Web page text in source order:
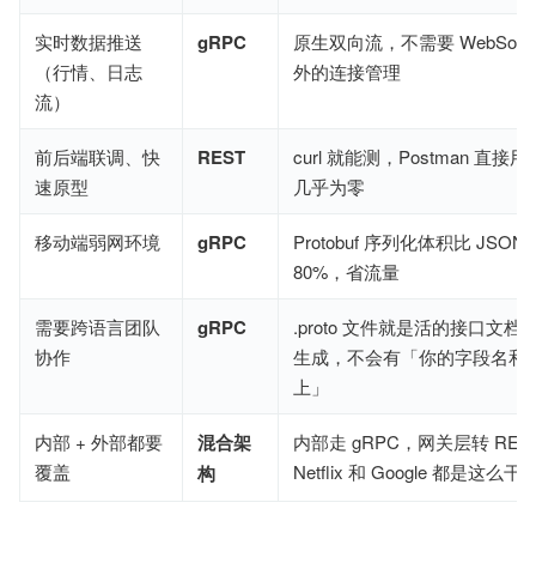
实时数据推送
（行情、日志
流）
gRPC
原生双向流，不需要
外的连接管理
前后端联调、快
速原型
REST
curl 就能测，Postman 直接用
几乎为零
移动端弱网环境 gRPC
Protobuf 序列化体积比 JSON
80%，省流量
需要跨语言团队
协作
gRPC
.proto 文件就是活的接口文档
生成，不会有「你的字段名和
上」
内部 + 外部都要
覆盖
混合架
构
内部走 gRPC，网关层转
Netflix 和 Google 都是这么干